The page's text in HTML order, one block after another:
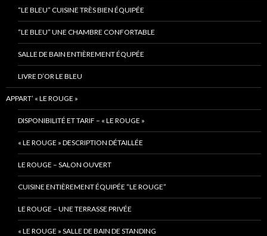
“LE BLEU” CUISINE TRÈS BIEN ÉQUIPÉE
“LE BLEU” UNE CHAMBRE CONFORTABLE
SALLE DE BAIN ENTIÈREMENT ÉQUPÉE
LIVRE D’OR LE BLEU
APPART’ « LE ROUGE »
DISPONIBILITÉ ET TARIF – « LE ROUGE »
« LE ROUGE » DESCRIPTION DÉTAILLÉE
LE ROUGE – SALON OUVERT
CUISINE ENTIÈREMENT ÉQUIPÉE “LE ROUGE”
LE ROUGE – UNE TERRASSE PRIVÉE
« LE ROUGE » SALLE DE BAIN DE STANDING